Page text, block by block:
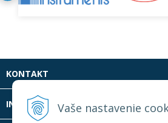
Vaše nastavenie
KONTAKT
INFOLINKA